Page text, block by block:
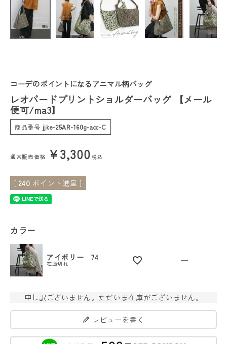
レディーストップス
レディースボトムス
会員ステージ特典プログラムについて
ご利用ガイド
コーデのポイントになるアニマル柄バッグ
レオパードプリントショルダーバッグ 【メール
便可/ma3】
商品番号 jjke-25AR-160g-acc-C
通常販売価格 ¥3,300 税込
[ 240 ポイント進呈 ]
カラー
アイボリー 74
在庫切れ —
申し訳ございません。ただいま在庫がございません。
レビューを書く